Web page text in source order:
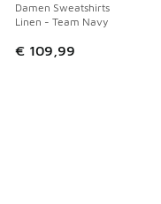
Damen Sweatshirts
Linen - Team Navy
€ 109,99